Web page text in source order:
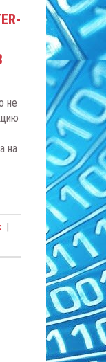
не
на